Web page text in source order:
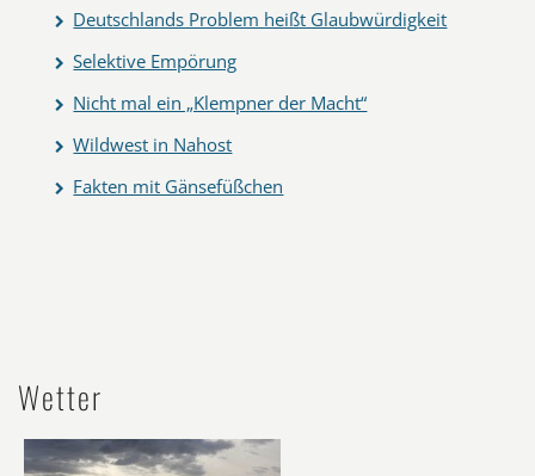
Deutschlands Problem heißt Glaubwürdigkeit
Selektive Empörung
Nicht mal ein „Klempner der Macht“
Wildwest in Nahost
Fakten mit Gänsefüßchen
Wetter